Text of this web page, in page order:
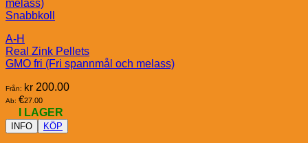
Snabbkoll
A-H
Real Zink Pellets
GMO fri (Fri spannmål och melass)
Från: kr 200.00
Ab: €27.00
I LAGER
INFO KÖP